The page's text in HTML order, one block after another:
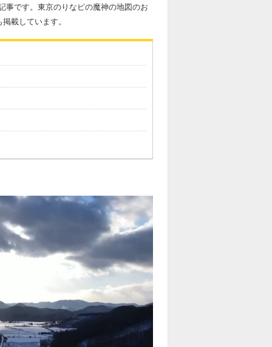
事です。東京のりなピの魔神の地図のお
載しています。